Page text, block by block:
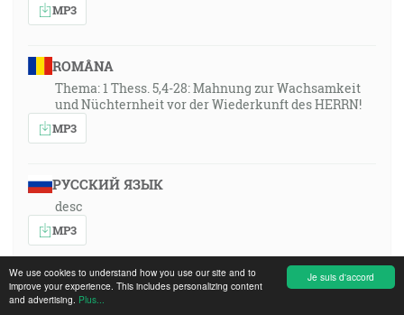
Je suis d'accord
We use cookies to understand how you use our site and to
improve your experience. This includes personalizing content
and advertising. Plus...
MP3
ROMÂNA
Thema: 1 Thess. 5,4-28: Mahnung zur Wachsamkeit
und Nüchternheit vor der Wiederkunft des HERRN!
MP3
РУССКИЙ ЯЗЫК
desc
MP3
SLOVENSKY
1Ts 5,4-28: Čo všetko musí byť čítané ku príprave pred